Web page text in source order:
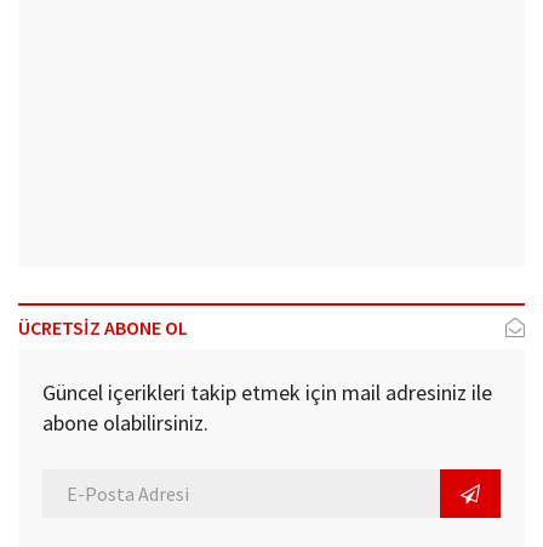
ÜCRETSİZ ABONE OL
Güncel içerikleri takip etmek için mail adresiniz ile
abone olabilirsiniz.